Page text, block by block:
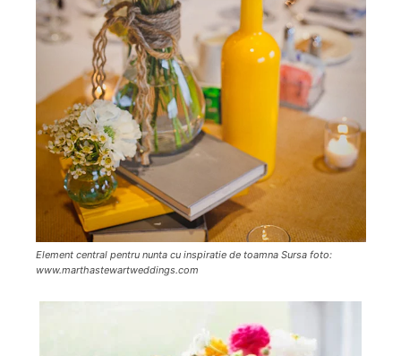
Element central pentru nunta cu inspiratie de toamna Sursa foto:
www.marthastewartweddings.com